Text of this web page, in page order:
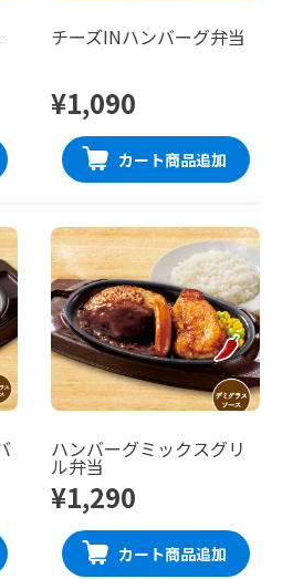
チーズINハンバーグ弁当
¥1,090
カート商品追加
ハンバーグミックスグリ
ル弁当
¥1,290
カート商品追加